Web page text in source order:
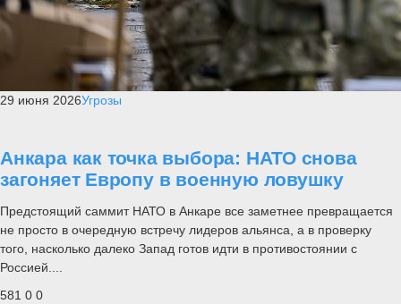
29 июня 2026Угрозы
Анкара как точка выбора: НАТО снова
загоняет Европу в военную ловушку
Предстоящий саммит НАТО в Анкаре все заметнее превращается
не просто в очередную встречу лидеров альянса, а в проверку
того, насколько далеко Запад готов идти в противостоянии с
Россией....
581 0 0